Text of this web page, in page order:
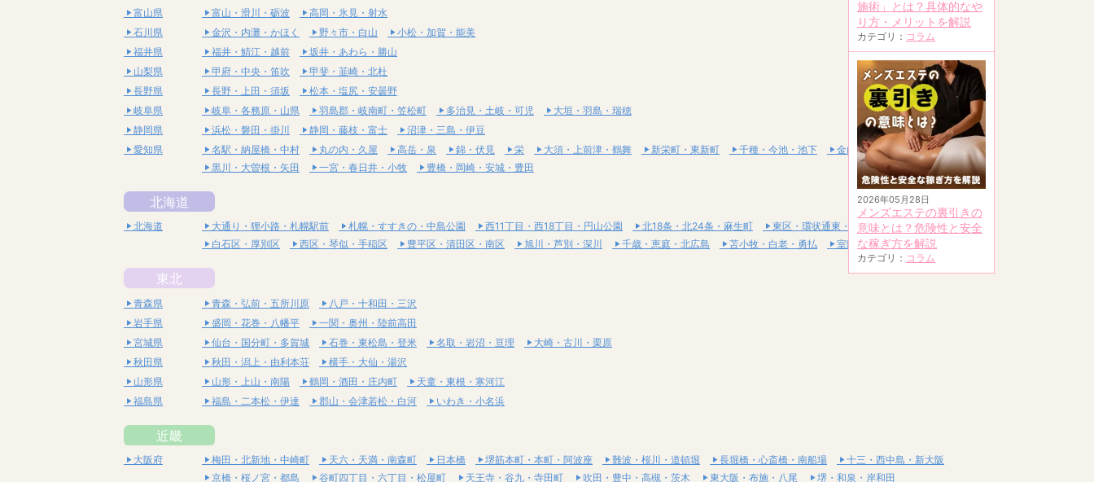
施術」とは？具体的なや
り方・メリットを解説
カテゴリ： コラム
2026年05月28日
メンズエステの裏引きの
意味とは？危険性と安全
な稼ぎ方を解説
カテゴリ： コラム
富山県
富山・滑川・砺波
高岡・氷見・射水
石川県
金沢・内灘・かほく 野々市・白山
小松・加賀・能美
福井県
福井・鯖江・越前
坂井・あわら・勝山
山梨県
甲府・中央・笛吹
甲斐・韮崎・北杜
長野県
長野・上田・須坂
松本・塩尻・安曇野
岐阜県
岐阜・各務原・山県 羽島郡・岐南町・笠松町 多治見・土岐・可児
大垣・羽島・瑞穂
静岡県
浜松・磐田・掛川 静岡・藤枝・富士
沼津・三島・伊豆
愛知県
名駅・納屋橋・中村 丸の内・久屋 高岳・泉 錦・伏見 栄 大須・上前津・鶴舞 新栄町・東新町 千種・今池・池下
金山・熱田
黒川・大曽根・矢田
一宮・春日井・小牧 豊橋・岡崎・安城・豊田
北海道
北海道 大通り・狸小路・札幌駅前 札幌・すすきの・中島公園 西11丁目・西18丁目・円山公園 北18条・北24条・麻生町
東区・環状通東・新道東
白石区・厚別区
西区・琴似・手稲区 豊平区・清田区・南区 旭川・芦別・深川 千歳・恵庭・北広島 苫小牧・白老・勇払 室蘭・登別・伊達
東北
青森県 青森・弘前・五所川原
八戸・十和田・三沢
岩手県
盛岡・花巻・八幡平
一関・奥州・陸前高田
宮城県
仙台・国分町・多賀城 石巻・東松島・登米 名取・岩沼・亘理
大崎・古川・栗原
秋田県
秋田・潟上・由利本荘
横手・大仙・湯沢
山形県
山形・上山・南陽 鶴岡・酒田・庄内町
天童・東根・寒河江
福島県
福島・二本松・伊達 郡山・会津若松・白河 いわき・小名浜
近畿
大阪府 梅田・北新地・中崎町 天六・天満・南森町 日本橋 堺筋本町・本町・阿波座 難波・桜川・道頓堀 長堀橋・心斎橋・南船場
十三・西中島・新大阪
京橋・桜ノ宮・都島
谷町四丁目・六丁目・松屋町 天王寺・谷九・寺田町 吹田・豊中・高槻・茨木 東大阪・布施・八尾 堺・和泉・岸和田